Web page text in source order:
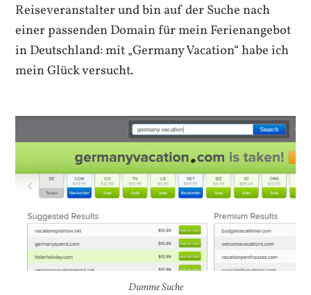
Reiseveranstalter und bin auf der Suche nach
einer passenden Domain für mein Ferienangebot
in Deutschland: mit „Germany Vacation“ habe ich
mein Glück versucht.
Dumme Suche